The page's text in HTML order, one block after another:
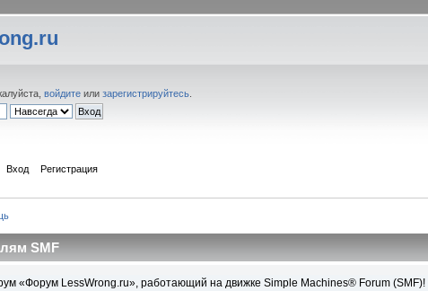
войдите илизарегистрируйтесь
Вход Регистрация
SMF
«Форум LessWrong.ru», работающий на движке Simple Machines® Forum (SMF)!